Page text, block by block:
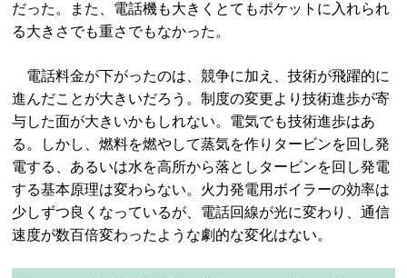
だった。また、電話機も大きくとてもポケットに入れられ
る大きさでも重さでもなかった。
電話料金が下がったのは、競争に加え、技術が飛躍的に
進んだことが大きいだろう。制度の変更より技術進歩が寄
与した面が大きいかもしれない。電気でも技術進歩はあ
る。しかし、燃料を燃やして蒸気を作りタービンを回し発
電する、あるいは水を高所から落としタービンを回し発電
する基本原理は変わらない。火力発電用ボイラーの効率は
少しずつ良くなっているが、電話回線が光に変わり、通信
速度が数百倍変わったような劇的な変化はない。